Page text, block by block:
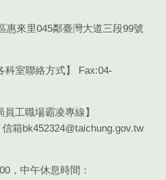
惠來里045鄰臺灣大道三段99號
科室聯絡方式】 Fax:04-
員工職場霸凌專線】
箱bk452324@taichung.gov.tw
，中午休息時間：